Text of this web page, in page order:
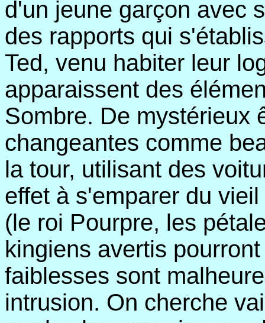
d'un jeune garçon avec
des rapports qui
Ted, venu habiter leur
apparaissent des
Sombre. De mystérieux
changeantes comme
la tour, utilisant des
effet à s'emparer du
(le roi Pourpre, les
kingiens avertis
faiblesses sont
intrusion. On cherche